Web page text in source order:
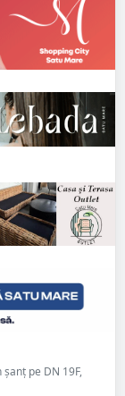
șanț pe DN 19F,